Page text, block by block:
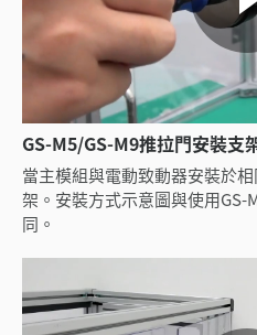
GS-M5/GS-M9推拉門安裝支
當主模組與電動致動器安裝於
架。安裝方式示意圖與使用GS-
同。